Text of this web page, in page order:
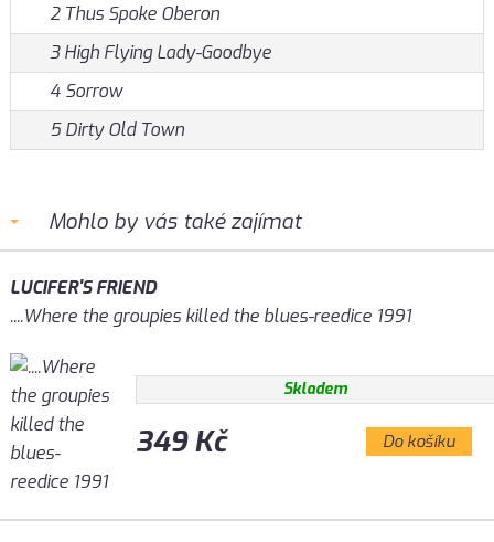
2 Thus Spoke Oberon
3 High Flying Lady-Goodbye
4 Sorrow
5 Dirty Old Town
Mohlo by vás také zajímat
LUCIFER'S FRIEND
....Where the groupies killed the blues-reedice 1991
Skladem
349 Kč Do košíku